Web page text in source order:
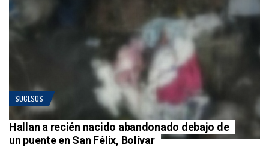
SUCESOS
Hallan a recién nacido abandonado debajo de
un puente en San Félix, Bolívar